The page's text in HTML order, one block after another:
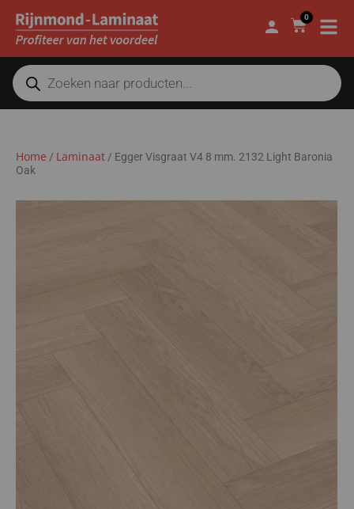
0
Home / Laminaat / Egger Visgraat V4 8 mm. 2132 Light Baronia
Oak